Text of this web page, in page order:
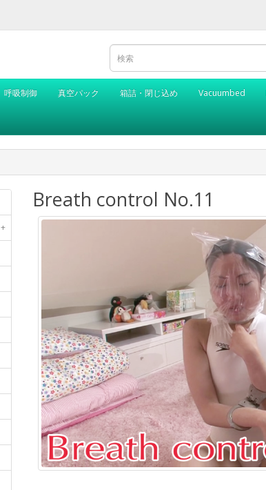
呼吸制御 真空パック 箱詰・閉じ込め Vacuumbed
+
Breath control No.11